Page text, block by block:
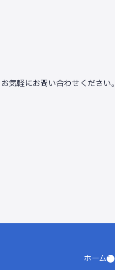
お気軽にお問い合わせください。
ホーム